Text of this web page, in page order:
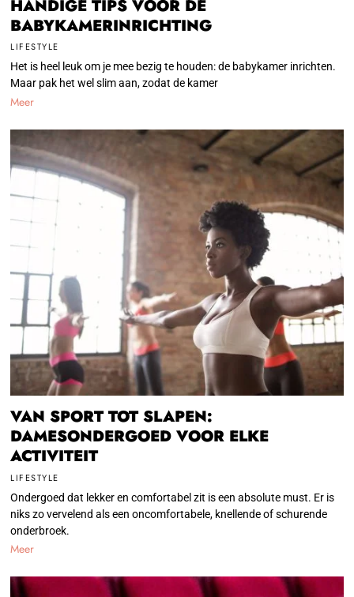
HANDIGE TIPS VOOR DE
BABYKAMERINRICHTING
LIFESTYLE
Het is heel leuk om je mee bezig te houden: de babykamer inrichten.
Maar pak het wel slim aan, zodat de kamer
Meer
VAN SPORT TOT SLAPEN:
DAMESONDERGOED VOOR ELKE
ACTIVITEIT
LIFESTYLE
Ondergoed dat lekker en comfortabel zit is een absolute must. Er is
niks zo vervelend als een oncomfortabele, knellende of schurende
onderbroek.
Meer